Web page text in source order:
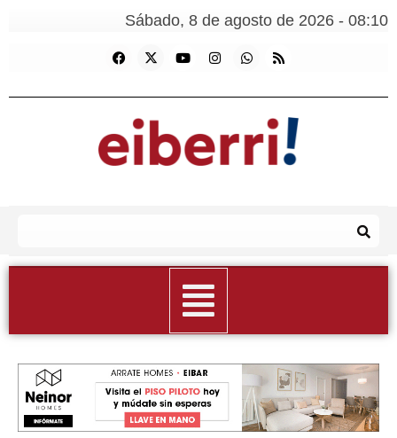
Sábado, 8 de agosto de 2026 - 08:10